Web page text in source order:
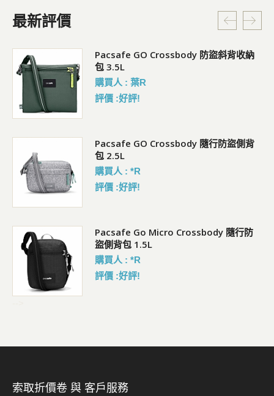
最新評價
Pacsafe GO Crossbody 防盜斜背收納
包 3.5L
購買人 : 葉R
評價 :好評!
Pacsafe GO Crossbody 隨行防盜側背
包 2.5L
購買人 : *R
評價 :好評!
Pacsafe Go Micro Crossbody 隨行防
盜側背包 1.5L
購買人 : *R
評價 :好評!
索取折價卷 與 客戶服務